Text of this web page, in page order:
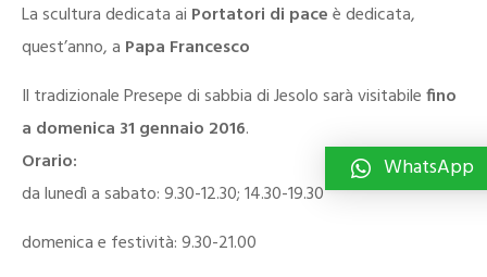
La scultura dedicata ai Portatori di paceè dedicata,
quest’anno, a Papa Francesco
Il tradizionale Presepe di sabbia di Jesolo sarà visitabilefino
a domenica 31 gennaio 2016.
Orario:
da lunedì a sabato: 9.30-12.30; 14.30-19.30
domenica e festività: 9.30-21.00
WhatsApp